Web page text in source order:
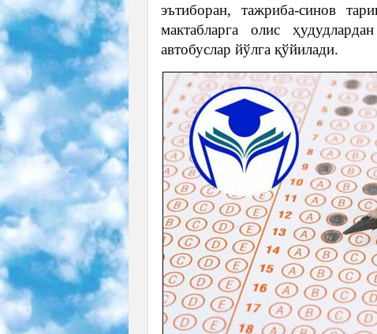
эътиборан, тажриба-синов
мактабларга олис
автобуслар йўлга қўйилади.